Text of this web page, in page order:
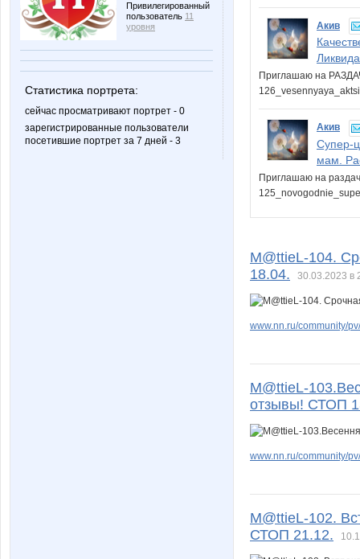
Привилегированный
пользователь 11
уровня
Статистика портрета:
сейчас просматривают портрет - 0
зарегистрированные пользователи
посетившие портрет за 7 дней - 3
Акив
Приглашаю на
Акив
Супер-
мам.
Приглашаю на
M@ttieL-104.
18.04.
30.03.2023 в
www.nn.ru/community/
M@ttieL-
отзывы! СТОП
www.nn.ru/community/
M@ttieL-102.
СТОП 21.12.